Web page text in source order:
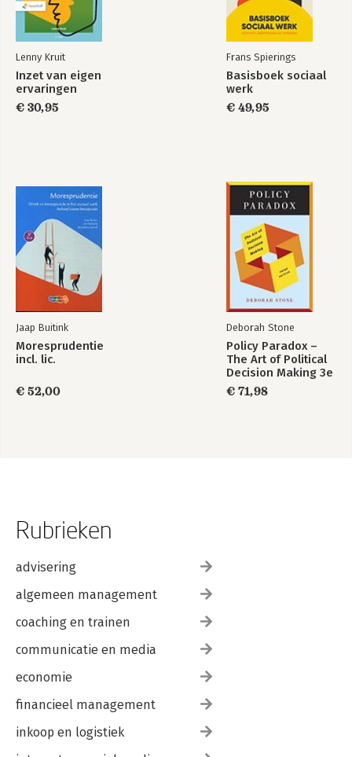
Lenny Kruit
Inzet van eigen
ervaringen
€ 30,95
Frans Spierings
Basisboek sociaal
werk
€ 49,95
Jaap Buitink
Moresprudentie
incl. lic.
€ 52,00
Deborah Stone
Policy Paradox –
The Art of Political
Decision Making 3e
€ 71,98
Rubrieken
advisering
algemeen management
coaching en trainen
communicatie en media
economie
financieel management
inkoop en logistiek